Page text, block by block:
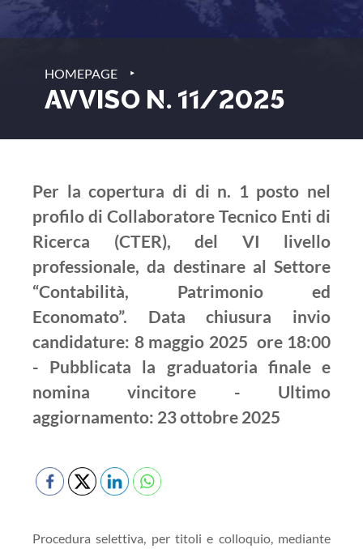
HOMEPAGE ‣
AVVISO N. 11/2025
Per la copertura di di n. 1 posto nel
profilo di Collaboratore Tecnico Enti di
Ricerca (CTER), del VI livello
professionale, da destinare al Settore
“Contabilità, Patrimonio ed
Economato”. Data chiusura invio
candidature: 8 maggio 2025 ore 18:00
- Pubblicata la graduatoria finale e
nomina vincitore - Ultimo
aggiornamento: 23 ottobre 2025
Procedura selettiva, per titoli e colloquio, mediante